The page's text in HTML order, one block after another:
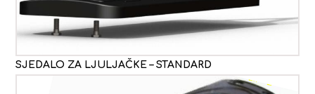
SJEDALO ZA LJULJAČKE – STANDARD